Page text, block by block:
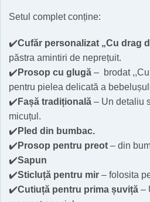
Setul complet conține:
✔️Cufăr personalizat „Cu drag
păstra amintiri de neprețuit.
✔️ Prosop cu glugă – brodat
pentru pielea delicată a
✔️ Fașă tradițională – Un detaliu
micuțul.
✔️ Pled din bumbac.
✔️ Prosop pentru preot – din
✔️Sapun
✔️Sticluță pentru mir – folosita
✔️Cutiuță pentru prima șuviță –